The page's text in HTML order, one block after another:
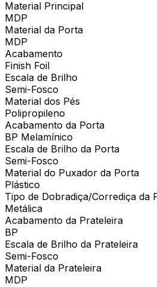
Material Principal
MDP
Material da Porta
MDP
Acabamento
Finish Foil
Escala de Brilho
Semi-Fosco
Material dos Pés
Polipropileno
Acabamento da Porta
BP Melamínico
Escala de Brilho da Porta
Semi-Fosco
Material do Puxador da Porta
Plástico
Tipo de Dobradiça/Corrediça da
Metálica
Acabamento da Prateleira
BP
Escala de Brilho da Prateleira
Semi-Fosco
Material da Prateleira
MDP